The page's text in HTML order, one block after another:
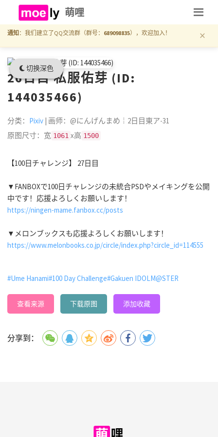
切换深色
萌哩
通知 ：我们建立了QQ交流群（群号： 689098835），欢迎加入！ ×
26日目 私服佑芽 (ID:
144035466)
分类： Pixiv | 画师：@にんげんまめ￤2日目東ア-31
原图尺寸：宽 1061 x高 1500
【100日チャレンジ】 27日目
▼FANBOXで100日チャレンジの未統合PSDやメイキングを公開
中です！応援よろしくお願いします！
https://ningen-mame.fanbox.cc/posts
▼メロンブックスも応援よろしくお願いします！
https://www.melonbooks.co.jp/circle/index.php?circle_id=114555
#Ume Hanami#100 Day Challenge#Gakuen IDOLM@STER
查看来源 下载原图 添加收藏
分享到：